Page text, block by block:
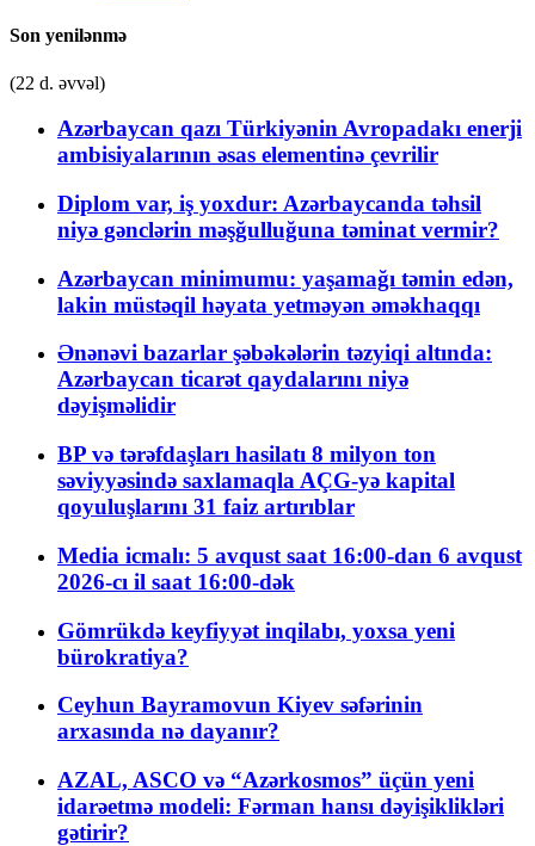
Son yenilənmə
(22 d. əvvəl)
Azərbaycan qazı Türkiyənin Avropadakı enerji
ambisiyalarının əsas elementinə çevrilir
Diplom var, iş yoxdur: Azərbaycanda təhsil
niyə gənclərin məşğulluğuna təminat vermir?
Azərbaycan minimumu: yaşamağı təmin edən,
lakin müstəqil həyata yetməyən əməkhaqqı
Ənənəvi bazarlar şəbəkələrin təzyiqi altında:
Azərbaycan ticarət qaydalarını niyə
dəyişməlidir
BP və tərəfdaşları hasilatı 8 milyon ton
səviyyəsində saxlamaqla AÇG-yə kapital
qoyuluşlarını 31 faiz artırıblar
Media icmalı: 5 avqust saat 16:00-dan 6 avqust
2026-cı il saat 16:00-dək
Gömrükdə keyfiyyət inqilabı, yoxsa yeni
bürokratiya?
Ceyhun Bayramovun Kiyev səfərinin
arxasında nə dayanır?
AZAL, ASCO və “Azərkosmos” üçün yeni
idarəetmə modeli: Fərman hansı dəyişiklikləri
gətirir?